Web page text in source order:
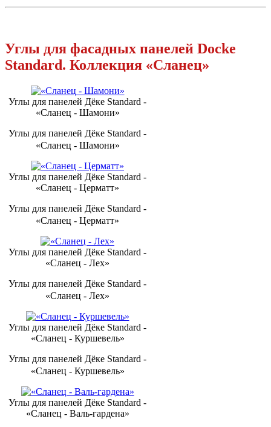
Углы для фасадных панелей Docke
Standard. Коллекция «Сланец»
Углы для панелей Дёке Standard -
«Сланец - Шамони»
Углы для панелей Дёке Standard -
«Сланец - Шамони»
Углы для панелей Дёке Standard -
«Сланец - Церматт»
Углы для панелей Дёке Standard -
«Сланец - Церматт»
Углы для панелей Дёке Standard -
«Сланец - Лех»
Углы для панелей Дёке Standard -
«Сланец - Лех»
Углы для панелей Дёке Standard -
«Сланец - Куршевель»
Углы для панелей Дёке Standard -
«Сланец - Куршевель»
Углы для панелей Дёке Standard -
«Сланец - Валь-гардена»